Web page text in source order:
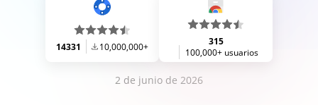
14331 10,000,000+
315
100,000+ usuarios
2 de junio de 2026